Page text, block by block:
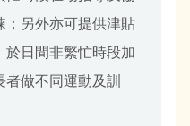
另外亦可提供津貼
日間非繁忙時段加
做不同運動及訓